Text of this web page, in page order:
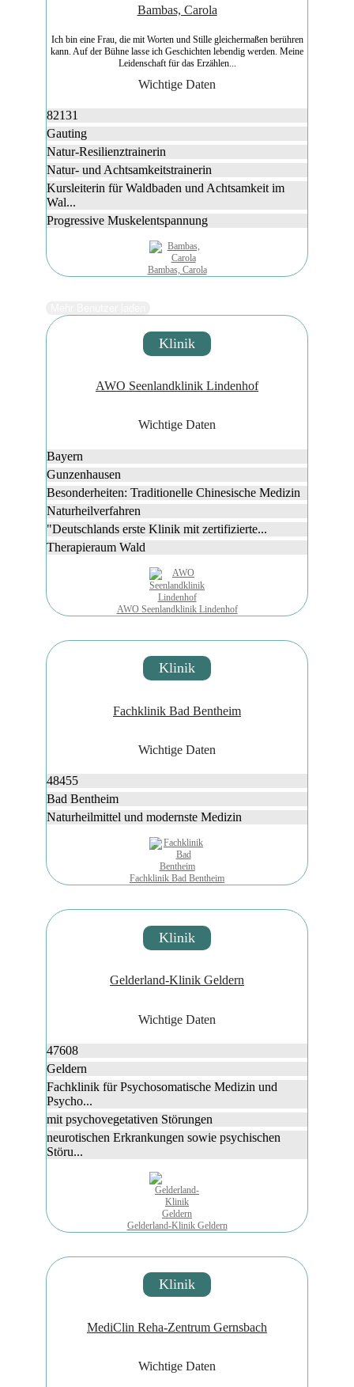
Bambas, Carola
Ich bin eine Frau, die mit Worten und Stille gleichermaßen berühren
kann. Auf der Bühne lasse ich Geschichten lebendig werden. Meine
Leidenschaft für das Erzählen...
Wichtige Daten
82131
Gauting
Natur-Resilienztrainerin
Natur- und Achtsamkeitstrainerin
Kursleiterin für Waldbaden und Achtsamkeit im
Wal...
Progressive Muskelentspannung
Bambas, Carola
Klinik
AWO Seenlandklinik Lindenhof
Wichtige Daten
Bayern
Gunzenhausen
Besonderheiten: Traditionelle Chinesische Medizin
Naturheilverfahren
"Deutschlands erste Klinik mit zertifizierte...
Therapieraum Wald
AWO Seenlandklinik Lindenhof
Klinik
Fachklinik Bad Bentheim
Wichtige Daten
48455
Bad Bentheim
Naturheilmittel und modernste Medizin
Fachklinik Bad Bentheim
Klinik
Gelderland-Klinik Geldern
Wichtige Daten
47608
Geldern
Fachklinik für Psychosomatische Medizin und
Psycho...
mit psychovegetativen Störungen
neurotischen Erkrankungen sowie psychischen
Störu...
Gelderland-Klinik Geldern
Klinik
MediClin Reha-Zentrum Gernsbach
Wichtige Daten